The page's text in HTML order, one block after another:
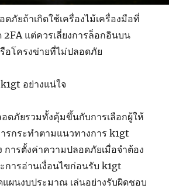
ดภัยถ้าเกิดใช้เครื่องไม้เครื่องมือที่
2FA แต่ควรเลี่ยงการล็อกอินบน
อโครงข่ายที่ไม่ปลอดภัย
อย่างแน่ใจ
ดภัยรวมทั้งคุ้มขึ้นกับการเลือกผู้ให้
รกระทำตามแนวทางการ k1gt
การตั้งค่าความปลอดภัยเมื่อจำต้อง
การอ่านเงื่อนไขก่อนรับ k1gt
แผนงบประมาณ เล่นอย่างรับผิดชอบ